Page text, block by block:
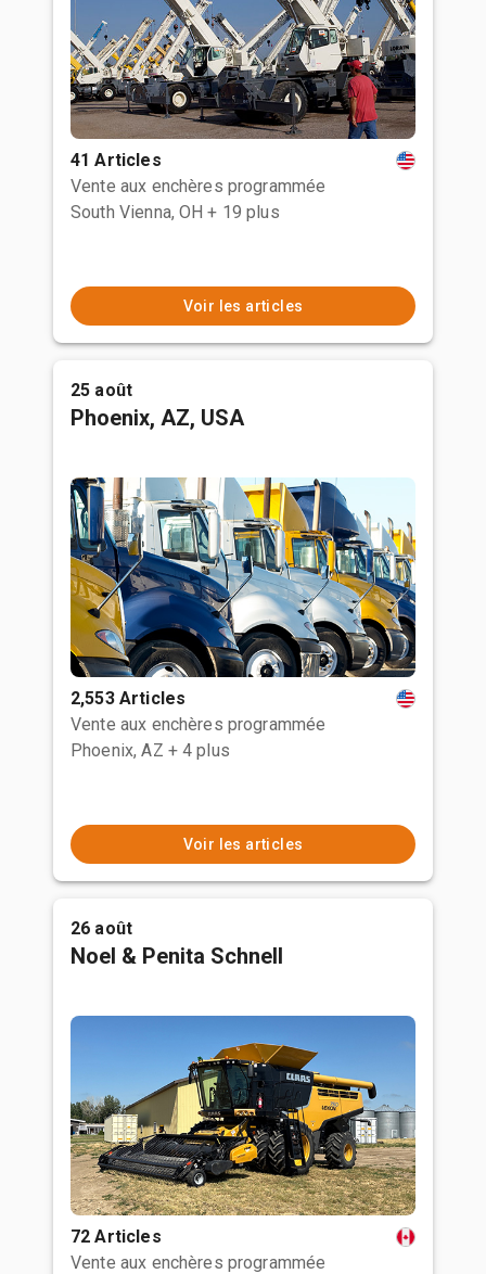
41 Articles
Vente aux enchères programmée
South Vienna, OH + 19 plus
Voir les articles
25 août
Phoenix, AZ, USA
2,553 Articles
Vente aux enchères programmée
Phoenix, AZ + 4 plus
Voir les articles
26 août
Noel & Penita Schnell
72 Articles
Vente aux enchères programmée